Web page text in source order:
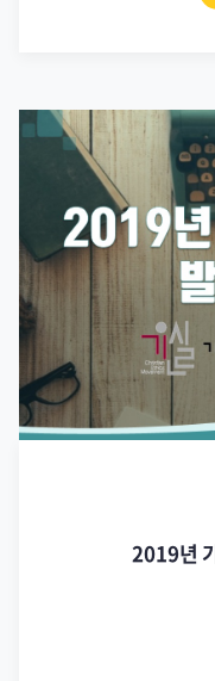
2019년